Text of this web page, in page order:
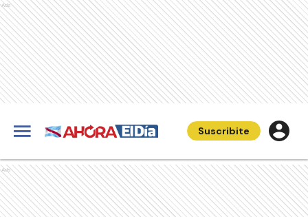
Ads
Suscribite
Ads